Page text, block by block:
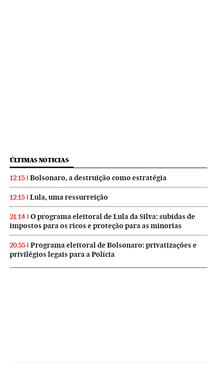
ÚLTIMAS NOTICIAS
12:15 Bolsonaro, a destruição como estratégia
12:15 Lula, uma ressurreição
21:14
O programa eleitoral de Lula da Silva: subidas de
impostos para os ricos e proteção para as minorias
20:55
Programa eleitoral de Bolsonaro: privatizações e
privilégios legais para a Polícia